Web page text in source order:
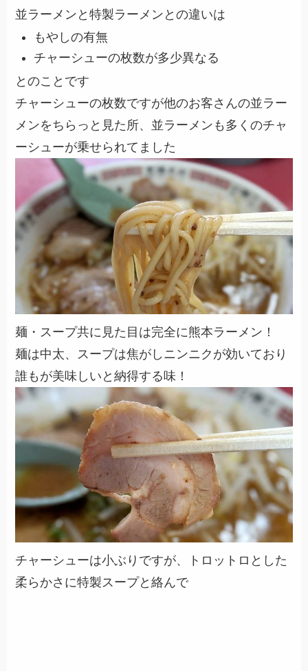
並ラーメンと特製ラーメンとの違いは
もやしの有無
チャーシューの枚数が多少異なる
とのことです
チャーシューの枚数ですが他のお客さんの並ラー
メンをちらっと見た所、並ラーメンも多くのチャ
ーシューが乗せられてました
麺・スープ共に見た目は完全に熊本ラーメン！
麺は中太、スープは焦がしニンニクが効いており
誰もが美味しいと納得する味！
チャーシューは小ぶりですが、トロットロとした
柔らかさに特製スープと絡んで